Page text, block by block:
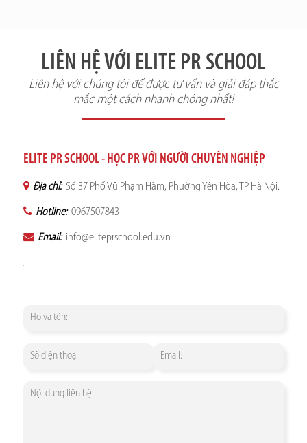
LIÊN HỆ VỚI ELITE PR SCHOOL
Liên hệ với chúng tôi để được tư vấn và giải đáp thắc
mắc một cách nhanh chóng nhất!
ELITE PR SCHOOL - HỌC PR VỚI NGƯỜI CHUYÊN NGHIỆP
Địa chỉ: Số 37 Phố Vũ Phạm Hàm, Phường Yên Hòa, TP Hà Nội.
Hotline: 0967507843
Email: info@eliteprschool.edu.vn